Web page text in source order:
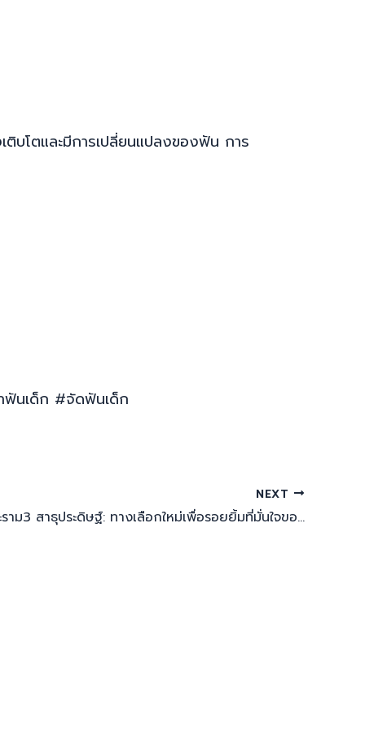
บโตและมีการเปลี่ยนแปลงของฟัน การ
นเด็ก #จัดฟันเด็ก
NEXT
จัดฟันใส พระราม3 สาธุประดิษฐ์: ทางเลือกใหม่เพื่อรอยยิ้มที่มั่นใจของลูกคุณ | Tiny Smile Dental Clinic